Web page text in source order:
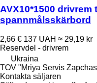
AVX10*1500 drivrem
spannmålsskärbord
2,66 € 137 UAH ≈ 29,19 kr
Reservdel - drivrem
Ukraina
TOV "Mriya Servis
Kontakta säljaren